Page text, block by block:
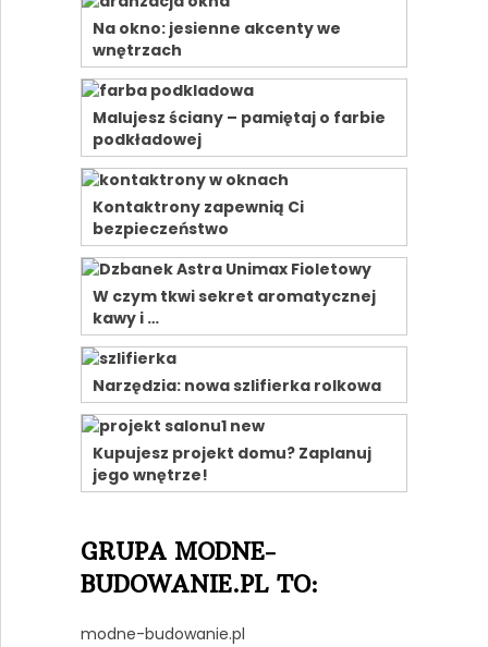
Na okno: jesienne akcenty we
wnętrzach
Malujesz ściany – pamiętaj o farbie
podkładowej
Kontaktrony zapewnią Ci
bezpieczeństwo
W czym tkwi sekret aromatycznej
kawy i …
Narzędzia: nowa szlifierka rolkowa
Kupujesz projekt domu? Zaplanuj
jego wnętrze!
GRUPA MODNE-
BUDOWANIE.PL TO:
modne-budowanie.pl